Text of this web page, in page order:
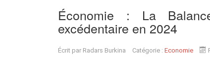
Économie : La
excédentaire en 2024
Écrit par Radars Burkina Catégorie : Economie